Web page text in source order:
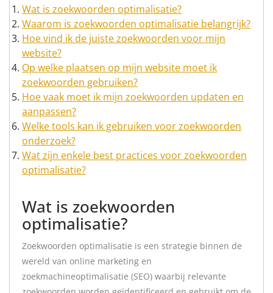
Wat is zoekwoorden optimalisatie?
Waarom is zoekwoorden optimalisatie belangrijk?
Hoe vind ik de juiste zoekwoorden voor mijn
website?
Op welke plaatsen op mijn website moet ik
zoekwoorden gebruiken?
Hoe vaak moet ik mijn zoekwoorden updaten en
aanpassen?
Welke tools kan ik gebruiken voor zoekwoorden
onderzoek?
Wat zijn enkele best practices voor zoekwoorden
optimalisatie?
Wat is zoekwoorden
optimalisatie?
Zoekwoorden optimalisatie is een strategie binnen de
wereld van online marketing en
zoekmachineoptimalisatie (SEO) waarbij relevante